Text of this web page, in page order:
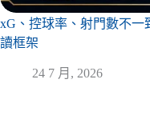
xG、控球率、射門數不一
讀框架
24 7 月, 2026